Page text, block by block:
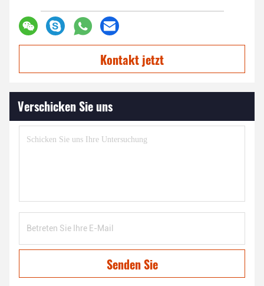
Kontakt jetzt
Verschicken Sie uns
Senden Sie